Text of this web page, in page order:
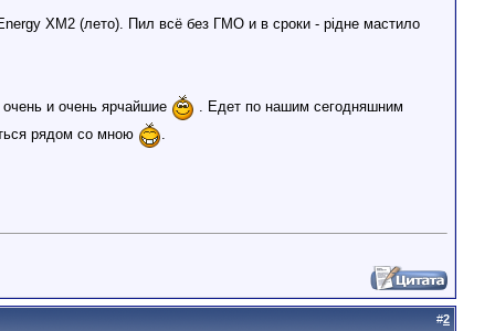
XM2 (лето). Пил всё без ГМО и в сроки - рiдне мастило
очень и очень ярчайшие
. Едет по нашим сегодняшним
рядом со мною
.
#2